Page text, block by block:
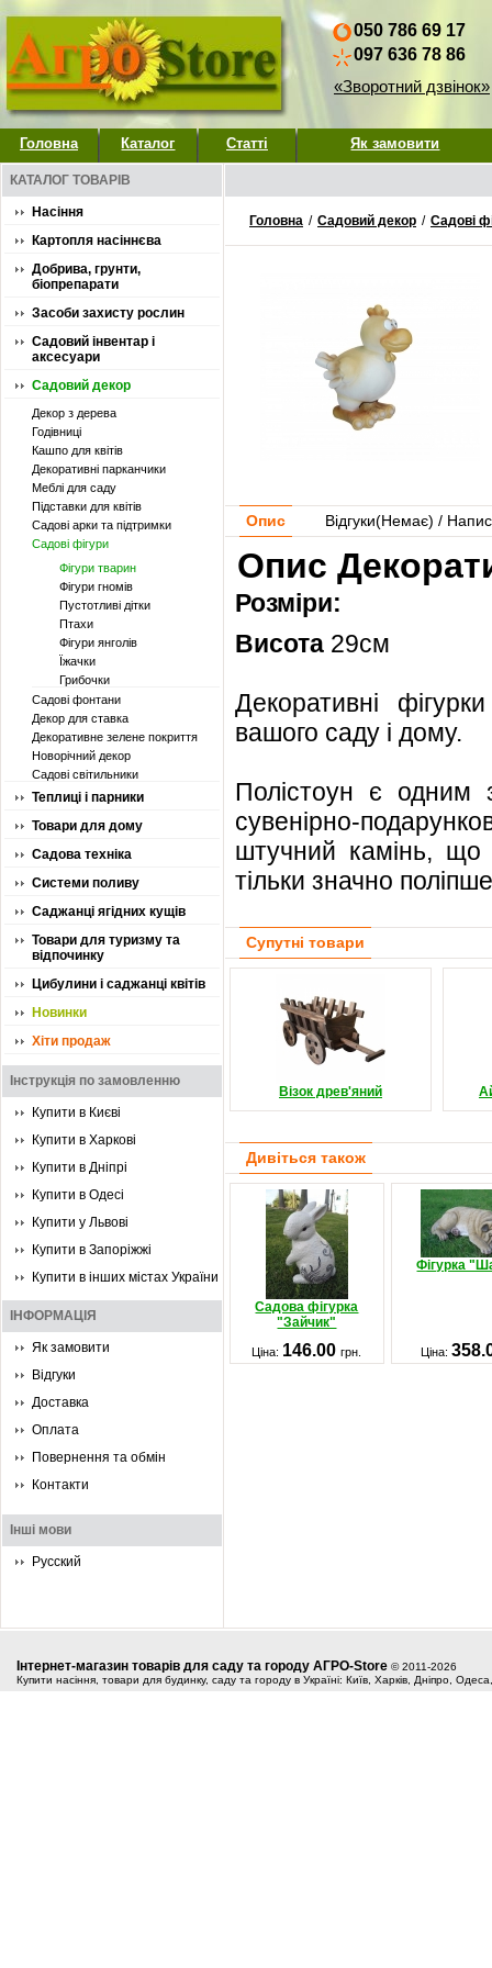
050 786 69 17
097 636 78 86
«Зворотний дзвінок»
Головна Каталог Статті Як замовити
КАТАЛОГ ТОВАРІВ
Насіння
Картопля насіннєва
Добрива, грунти,
біопрепарати
Засоби захисту рослин
Садовий інвентар і
аксесуари
Садовий декор
Декор з дерева
Годівниці
Кашпо для квітів
Декоративні парканчики
Меблі для саду
Підставки для квітів
Садові арки та підтримки
Садові фігури
Фігури тварин
Фігури гномів
Пустотливі дітки
Птахи
Фігури янголів
Їжачки
Грибочки
Садові фонтани
Декор для ставка
Декоративне зелене покриття
Новорічний декор
Садові світильники
Теплиці і парники
Товари для дому
Садова техніка
Системи поливу
Саджанці ягідних кущів
Товари для туризму та
відпочинку
Цибулини і саджанці квітів
Новинки
Хіти продаж
Інструкція по замовленню
Купити в Києві
Купити в Харкові
Купити в Дніпрі
Купити в Одесі
Купити у Львові
Купити в Запоріжжі
Купити в інших містах України
ІНФОРМАЦІЯ
Як замовити
Відгуки
Доставка
Оплата
Повернення та обмін
Контакти
Інші мови
Русский
Головна / Садовий декор / Садові
Опис Відгуки(Немає) /
Опис
Розміри:
Висота 29см
Декоративні
вашого саду і дому.
Полістоун є одним
сувенірно-
штучний камінь, що
тільки значно
Супутні товари
Візок древ'яний
Дивіться також
Садова фігурка
"Зайчик"
Фігурка
Ціна: 146.00грн. Ціна:
Інтернет-магазин товарів для саду та городу АГРО-Store © 2011-2026
Купити насіння, товари для будинку, саду та городу в Україні: Київ, Харків, Дніпро,